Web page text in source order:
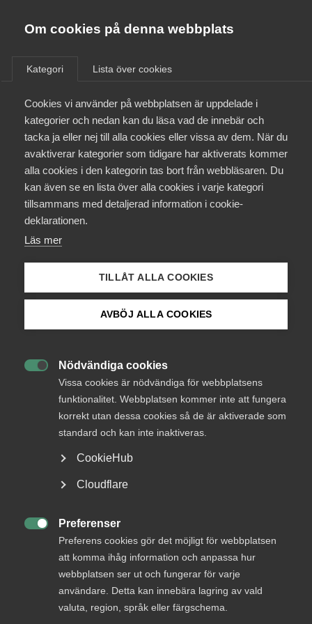
Om cookies på denna webbplats
Kategori Lista över cookies
Cookies vi använder på webbplatsen är uppdelade i
kategorier och nedan kan du läsa vad de innebär och
tacka ja eller nej till alla cookies eller vissa av dem. När du
avaktiverar kategorier som tidigare har aktiverats kommer
alla cookies i den kategorin tas bort från webbläsaren. Du
kan även se en lista över alla cookies i varje kategori
tillsammans med detaljerad information i cookie-
deklarationen.
Läs mer
TILLÅT ALLA COOKIES
AVBÖJ ALLA COOKIES
Nödvändiga cookies
Vissa cookies är nödvändiga för webbplatsens
funktionalitet. Webbplatsen kommer inte att fungera
korrekt utan dessa cookies så de är aktiverade som
standard och kan inte inaktiveras.
CookieHub
Cloudflare
Preferenser
Preferens cookies gör det möjligt för webbplatsen
att komma ihåg information och anpassa hur
webbplatsen ser ut och fungerar för varje
användare. Detta kan innebära lagring av vald
valuta, region, språk eller färgschema.
Almega Utbildning
Innovations­företagen
Kompetens­företagen
Medie­företagen
Säkerhets­företagen
Tåg­företagen
Om Almega
Aktuellt
Medlemskapet
Mina sidor
Kurser & utbildningar
Logga in på Arbetsgivarguiden
Sök på almega.se
Cookie-inställningar
Tre snabba frågor till nya
chefekonomen Patrick Joyce
I rollen som ny chefekonom på Almega kommer
Patrick Joyce att arbeta med ekonomiska analyser.
Bland annat ansvarar han för Almegas
tjänsteindikator, den kvartalsbaserade
konjunkturindikatorn som belyser utvecklingen i
den privata tjänstesektorn. Vi ställde tre snabba
frågor till honom.
MER OM ALMEGA
”Fackens arbetstidskrav hotar jobb,